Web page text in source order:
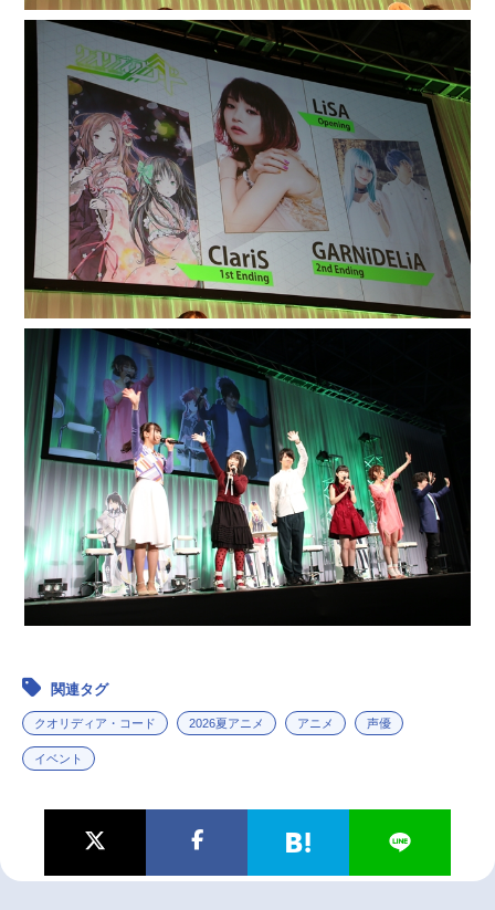
関連タグ
クオリディア・コード 2026夏アニメ アニメ 声優
イベント